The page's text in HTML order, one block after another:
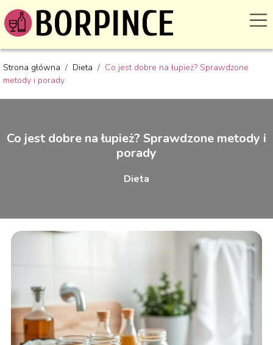
Strona główna / Dieta / Co jest dobre na łupież? Sprawdzone
metody i porady
Co jest dobre na łupież? Sprawdzone metody i
porady
Dieta